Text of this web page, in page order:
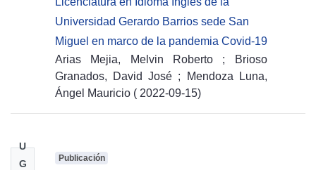
Universidad Gerardo Barrios sede San
Miguel en marco de la pandemia Covid-19
Arias Mejia, Melvin Roberto
;
Brioso
Granados, David José ;
Mendoza Luna,
Ángel Mauricio ( 2022-09-15)
U
G
Publicación